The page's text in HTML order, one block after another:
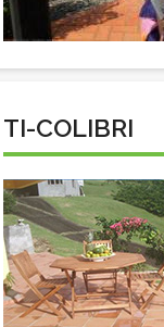
TI-COLIBRI